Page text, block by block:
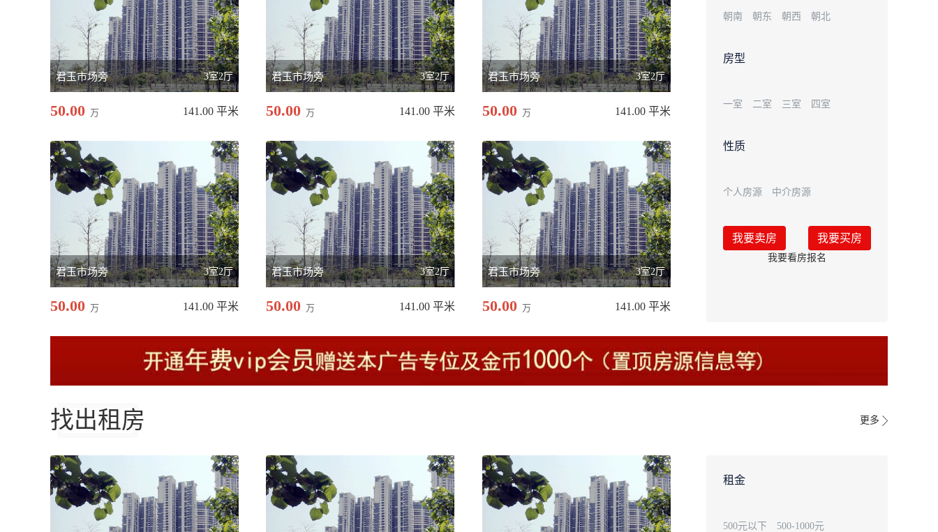
君玉市场旁 3室2厅
50.00 万 141.00 平米
君玉市场旁 3室2厅
50.00 万 141.00 平米
君玉市场旁 3室2厅
50.00 万 141.00 平米
君玉市场旁 3室2厅
50.00 万 141.00 平米
君玉市场旁 3室2厅
50.00 万 141.00 平米
君玉市场旁 3室2厅
50.00 万 141.00 平米
朝南 朝东 朝西 朝北
房型
一室 二室 三室 四室
性质
个人房源 中介房源
我要卖房 我要买房
我要看房报名
找出租房 更多
租金
500元以下
500-1000元